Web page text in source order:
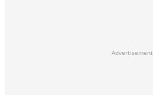
Advertisement